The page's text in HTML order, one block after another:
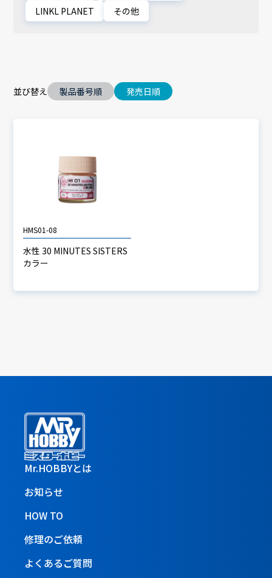
LINKL PLANET
その他
並び替え 製品番号順 発売日順
HMS01-08
水性 30 MINUTES SISTERS
カラー
Mr.HOBBYとは
お知らせ
HOW TO
修理のご依頼
よくあるご質問